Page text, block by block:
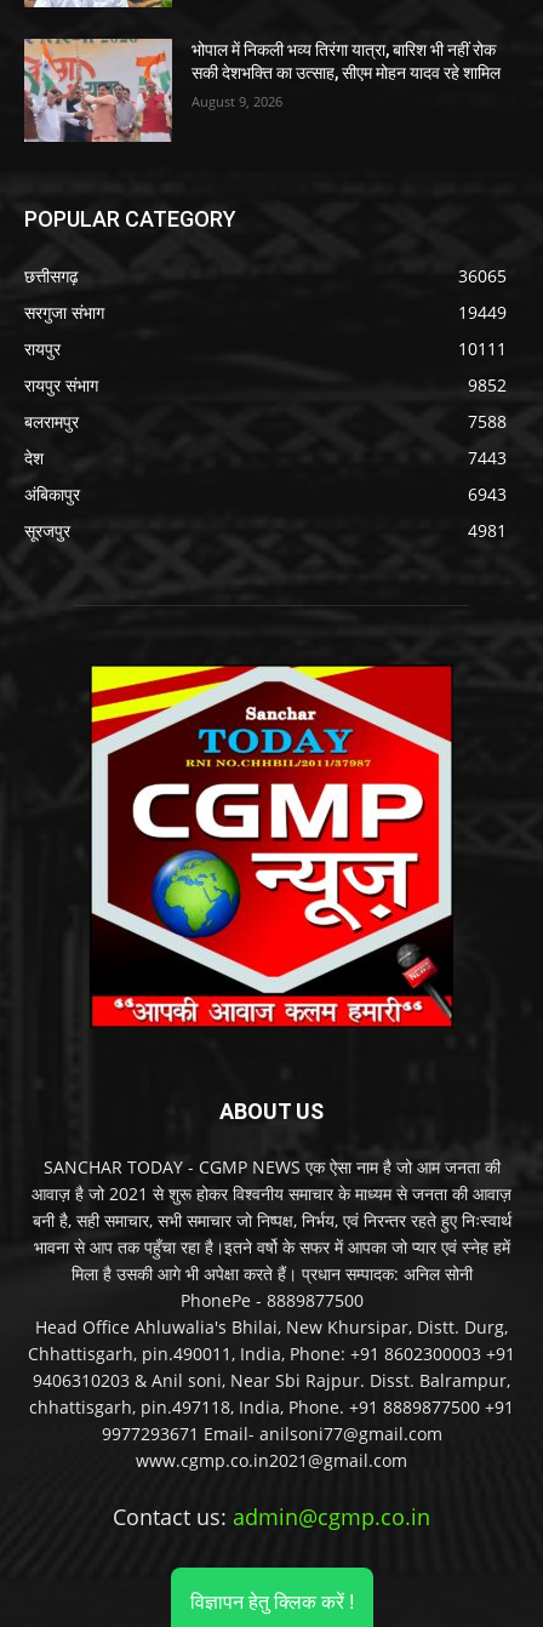
भोपाल में निकली भव्य तिरंगा यात्रा, बारिश भी नहीं रोक
सकी देशभक्ति का उत्साह, सीएम मोहन यादव रहे शामिल
August 9, 2026
POPULAR CATEGORY
छत्तीसगढ़
36065
सरगुजा संभाग
19449
रायपुर
10111
रायपुर संभाग
9852
बलरामपुर
7588
देश
7443
अंबिकापुर
6943
सूरजपुर
4981
ABOUT US
SANCHAR TODAY - CGMP NEWS एक ऐसा नाम है जो आम जनता की
आवाज़ है जो 2021 से शुरू होकर विश्वनीय समाचार के माध्यम से जनता की आवाज़
बनी है, सही समाचार, सभी समाचार जो निष्पक्ष, निर्भय, एवं निरन्तर रहते हुए निःस्वार्थ
भावना से आप तक पहुँचा रहा है।इतने वर्षो के सफर में आपका जो प्यार एवं स्नेह हमें
मिला है उसकी आगे भी अपेक्षा करते हैं। प्रधान सम्पादक: अनिल सोनी
PhonePe - 8889877500
Head Office Ahluwalia's Bhilai, New Khursipar, Distt. Durg,
Chhattisgarh, pin.490011, India, Phone: +91 8602300003 +91
9406310203 & Anil soni, Near Sbi Rajpur. Disst. Balrampur,
chhattisgarh, pin.497118, India, Phone. +91 8889877500 +91
9977293671 Email- anilsoni77@gmail.com
www.cgmp.co.in2021@gmail.com
Contact us: admin@cgmp.co.in
विज्ञापन हेतु क्लिक करें !